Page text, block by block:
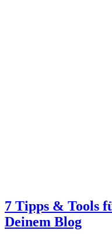
7 Tipps & Tools
Deinem Blog